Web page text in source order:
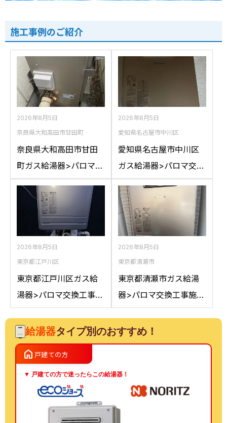
施工事例のご紹介
2026年8月5日
奈良県大和高田市甘田町
奈良県大和高田市甘田
町ガス給湯器>パロマ交
換工事施工事例：リン
ナイRFS-A2400SAか
らパロマFH-
E2422SARLへの交換
2026年8月5日
愛知県名古屋市中川区
愛知県名古屋市中川区
ガス給湯器>パロマ交換
工事施工事例：ハウス
テックWZ161FEPから
パロマFH-2023SAW-1
への交換
2026年8月5日
東京都江戸川区
東京都江戸川区ガス給
湯器>パロマ交換工事施
工事例：ノーリツGT-
2050AWXからパロマ
FH-E2022SAWLへの交
換
2026年8月5日
東京都清瀬市
東京都清瀬市ガス給湯
器>パロマ交換工事施工
事例：ノーリツGT-
C2042SAWXからパロ
マFH-E2022SAWL 13A
給湯器タイプ別のおすすめ！
home 戸建ての方
▼ 戸建ての方で迷ったらこの給湯器！